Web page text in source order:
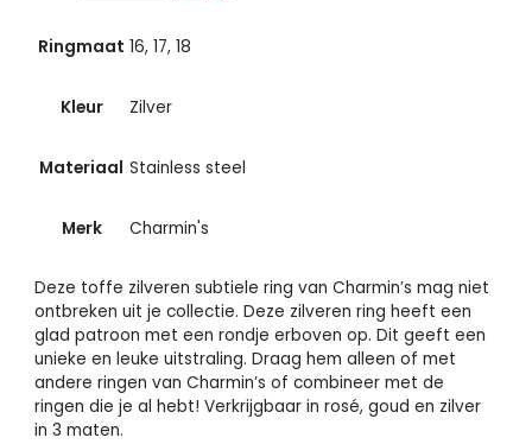
Ringmaat 16, 17, 18
Kleur Zilver
Materiaal Stainless steel
Merk Charmin's
Deze toffe zilveren subtiele ring van Charmin’s mag niet
ontbreken uit je collectie. Deze zilveren ring heeft een
glad patroon met een rondje erboven op. Dit geeft een
unieke en leuke uitstraling. Draag hem alleen of met
andere ringen van Charmin’s of combineer met de
ringen die je al hebt! Verkrijgbaar in rosé, goud en zilver
in 3 maten.